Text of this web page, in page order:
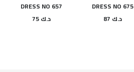
DRESS NO 675
د.ك
DRESS NO 657
د.ك